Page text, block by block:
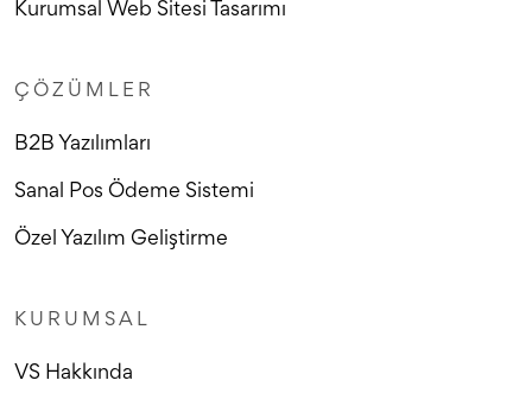
Kurumsal Web Sitesi Tasarımı
ÇÖZÜMLER
B2B Yazılımları
Sanal Pos Ödeme Sistemi
Özel Yazılım Geliştirme
KURUMSAL
VS Hakkında